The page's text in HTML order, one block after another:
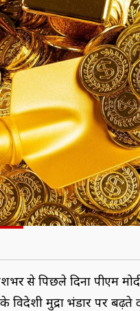
से प‍िछले द‍िनों पीएम
मुद्रा भंडार पर